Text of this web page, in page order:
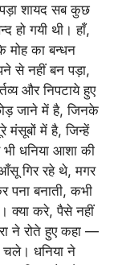
पड़ा शायद सब कुछ
हो गयी थी। हाँ,
का बन्धन
से नहीं बन पड़ा,
और निपटाये हुए
जाने में है, जिनके
मंसूबों में है, जिन्हें
धनिया आशा की
गिर रहे थे, मगर
पना बनाती, कभी
क्या करे, पैसे नहीं
ने रोते हुए कहा —
चले। धनिया ने